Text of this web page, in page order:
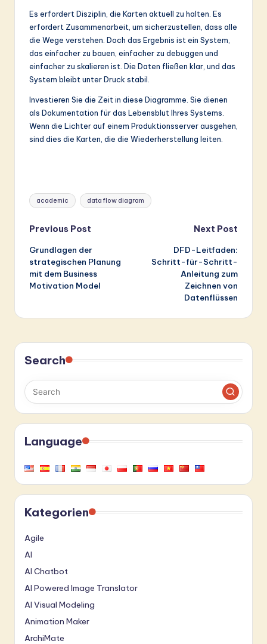
Es erfordert Disziplin, die Karten aktuell zu halten. Es
erfordert Zusammenarbeit, um sicherzustellen, dass alle
die Wege verstehen. Doch das Ergebnis ist ein System,
das einfacher zu bauen, einfacher zu debuggen und
einfacher zu skalieren ist. Die Daten fließen klar, und das
System bleibt unter Druck stabil.
Investieren Sie die Zeit in diese Diagramme. Sie dienen
als Dokumentation für das Lebensblut Ihres Systems.
Wenn die Lichter auf einem Produktionsserver ausgehen,
sind dies die Karten, die die Wiederherstellung leiten.
Tags:
academic data flow diagram
Post
navigation
Previous Post
Grundlagen der
strategischen Planung
mit dem Business
Motivation Model
Next Post
DFD-Leitfaden:
Schritt-für-Schritt-
Anleitung zum
Zeichnen von
Datenflüssen
Search
Language
Kategorien
Agile
AI
AI Chatbot
AI Powered Image Translator
AI Visual Modeling
Animation Maker
ArchiMate